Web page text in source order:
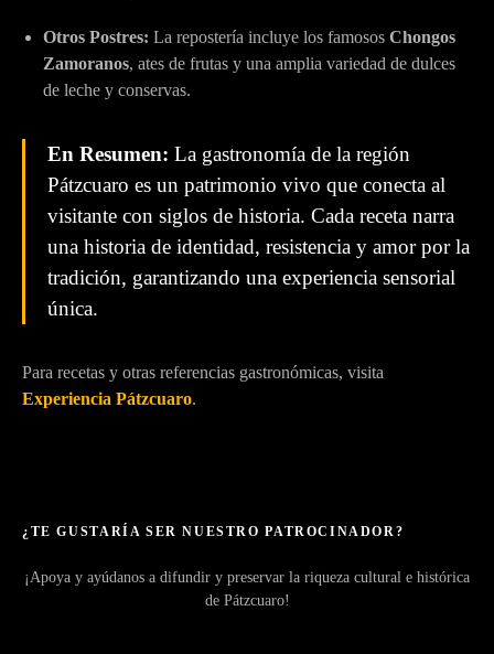
Otros Postres: La repostería incluye los famososChongos
Zamoranos, ates de frutas y una amplia variedad de dulces
de leche y conservas.
En Resumen: La gastronomía de la región
Pátzcuaro es un patrimonio vivo que conecta al
visitante con siglos de historia. Cada receta narra
una historia de identidad, resistencia y amor por la
tradición, garantizando una experiencia sensorial
única.
Para recetas y otras referencias gastronómicas, visita
Experiencia Pátzcuaro.
¿TE GUSTARÍA SER NUESTRO PATROCINADOR?
¡Apoya y ayúdanos a difundir y preservar la riqueza cultural e histórica
de Pátzcuaro!